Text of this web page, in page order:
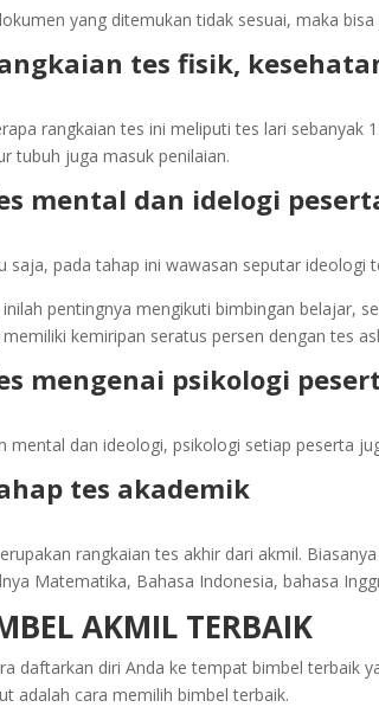
yang ditemukan tidak sesuai, maka
tes fisik,
rangkaian tes ini meliputi tes lari
tubuh juga masuk penilaian.
mental dan idelogi
saja, pada tahap ini wawasan seputar ideologi
inilah pentingnya mengikuti bimbingan belajar,
kemiripan seratus persen dengan tes
mengenai psikologi
mental dan ideologi, psikologi setiap peserta
tes akademik
rangkaian tes akhir dari akmil.
Matematika, Bahasa Indonesia, bahasa
AKMIL TERBAIK
daftarkan diri Anda ke tempat bimbel terbaik
adalah cara memilih bimbel terbaik.